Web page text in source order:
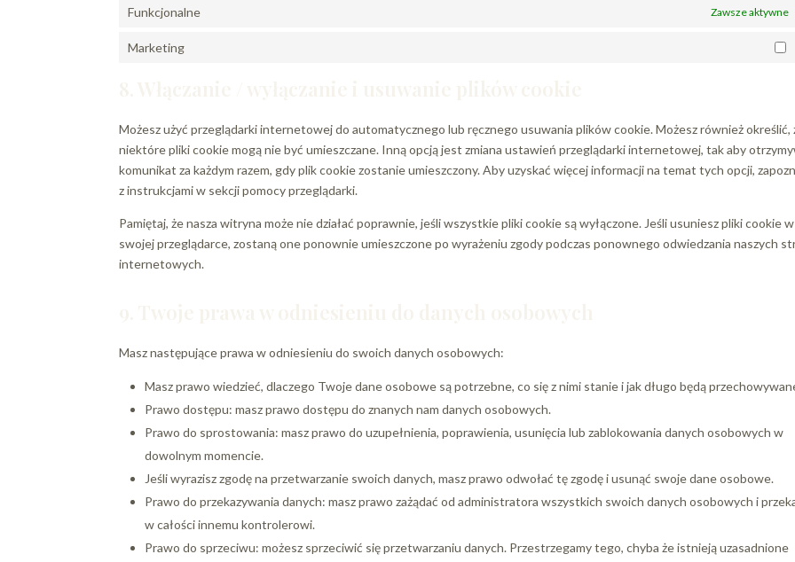
Funkcjonalne Zawsze aktywne
Marketing
Możesz użyć przeglądarki internetowej do automatycznego lub ręcznego usuwania plików cookie. Możesz również określić,
niektóre pliki cookie mogą nie być umieszczane. Inną opcją jest zmiana ustawień przeglądarki internetowej, tak aby
komunikat za każdym razem, gdy plik cookie zostanie umieszczony. Aby uzyskać więcej informacji na temat tych opcji,
z instrukcjami w sekcji pomocy przeglądarki.
Pamiętaj, że nasza witryna może nie działać poprawnie, jeśli wszystkie pliki cookie są wyłączone. Jeśli usuniesz pliki cookie w
swojej przeglądarce, zostaną one ponownie umieszczone po wyrażeniu zgody podczas ponownego odwiedzania naszych
internetowych.
Masz następujące prawa w odniesieniu do swoich danych osobowych:
Masz prawo wiedzieć, dlaczego Twoje dane osobowe są potrzebne, co się z nimi stanie i jak długo będą
Prawo dostępu: masz prawo dostępu do znanych nam danych osobowych.
Prawo do sprostowania: masz prawo do uzupełnienia, poprawienia, usunięcia lub zablokowania danych osobowych w
dowolnym momencie.
Jeśli wyrazisz zgodę na przetwarzanie swoich danych, masz prawo odwołać tę zgodę i usunąć swoje dane osobowe.
Prawo do przekazywania danych: masz prawo zażądać od administratora wszystkich swoich danych osobowych i
w całości innemu kontrolerowi.
Prawo do sprzeciwu: możesz sprzeciwić się przetwarzaniu danych. Przestrzegamy tego, chyba że istnieją uzasadnione